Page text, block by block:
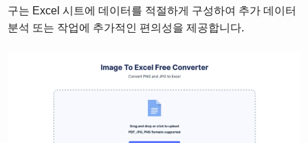
구는 Excel 시트에 데이터를 적절하게 구성하여 추가 데이터
분석 또는 작업에 추가적인 편의성을 제공합니다.